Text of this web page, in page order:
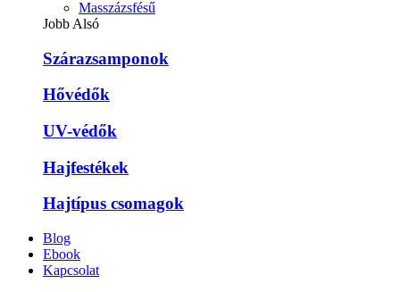
Masszázsfésű
Jobb Alsó
Szárazsamponok
Hővédők
UV-védők
Hajfestékek
Hajtípus csomagok
Blog
Ebook
Kapcsolat